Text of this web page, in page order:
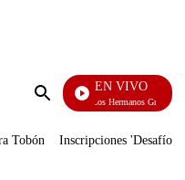
Enviar
EN VIVO
Cuentos De Los Hermanos Grimm
Tobón Inscripciones 'Desafío'